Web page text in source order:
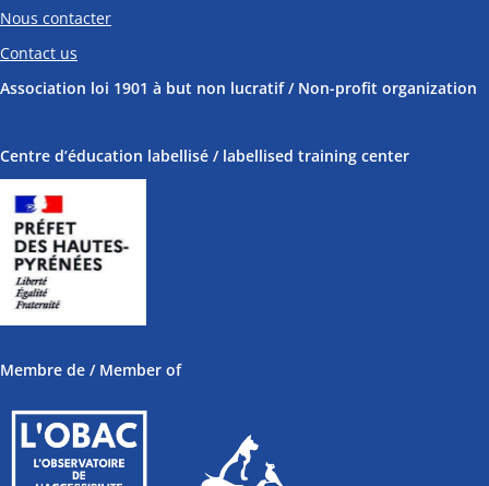
Nous contacter
Contact us
Association loi 1901 à but non lucratif / Non-profit organization
Centre d’éducation labellisé / labellised training center
Membre de / Member of